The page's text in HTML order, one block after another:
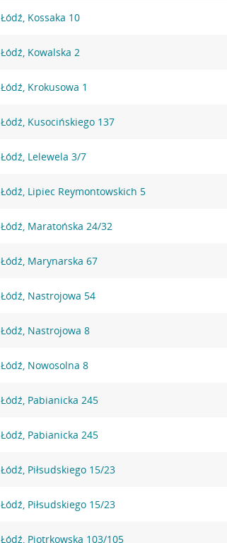
Łódź, Kossaka 10
Łódź, Kowalska 2
Łódź, Krokusowa 1
Łódź, Kusocińskiego 137
Łódź, Lelewela 3/7
Łódź, Lipiec Reymontowskich 5
Łódź, Maratońska 24/32
Łódź, Marynarska 67
Łódź, Nastrojowa 54
Łódź, Nastrojowa 8
Łódź, Nowosolna 8
Łódź, Pabianicka 245
Łódź, Pabianicka 245
Łódź, Piłsudskiego 15/23
Łódź, Piłsudskiego 15/23
Łódź, Piotrkowska 103/105